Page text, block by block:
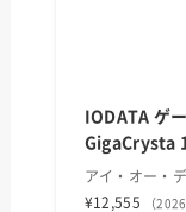
IODATA ゲ
GigaCrysta
アイ・オー・
¥12,555
（